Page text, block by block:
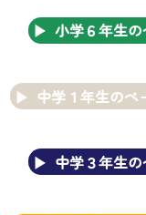
小学６年生
中学１年生のペ
中学３年生